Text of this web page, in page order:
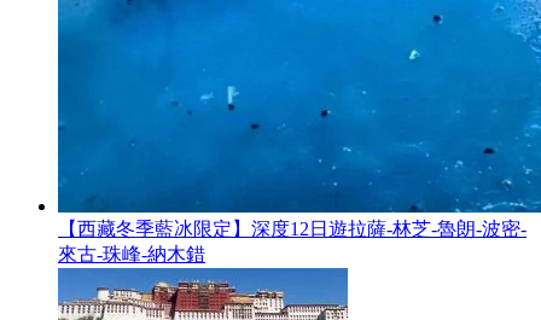
【西藏冬季藍冰限定】深度12日遊拉薩-林芝-魯朗-波密-
來古-珠峰-納木錯